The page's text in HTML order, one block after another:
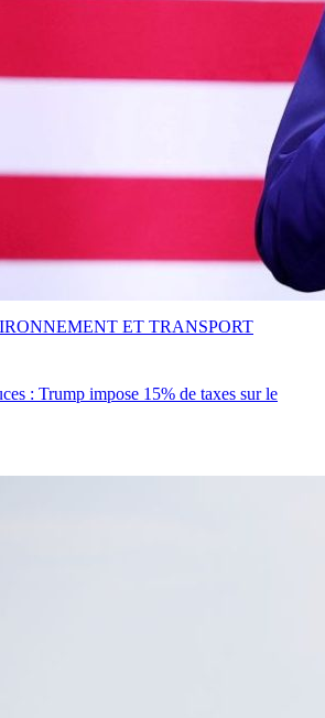
: Trump impose 15% de taxes sur le
ET TRANSPORT